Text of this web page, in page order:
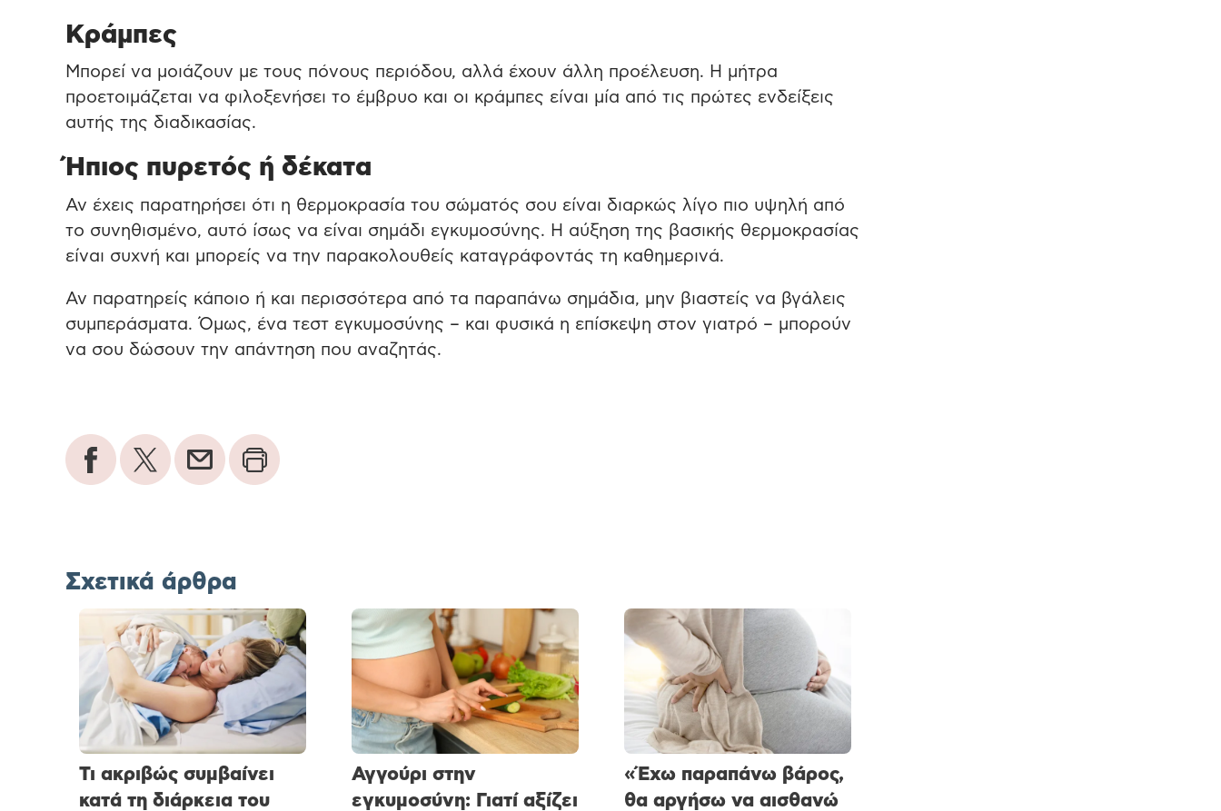
Κράμπες
Μπορεί να μοιάζουν με τους πόνους περιόδου, αλλά έχουν άλλη προέλευση. Η μήτρα
προετοιμάζεται να φιλοξενήσει το έμβρυο και οι κράμπες είναι μία από τις πρώτες ενδείξεις
αυτής της διαδικασίας.
Ήπιος πυρετός ή δέκατα
Αν έχεις παρατηρήσει ότι η θερμοκρασία του σώματός σου είναι διαρκώς λίγο πιο υψηλή από
το συνηθισμένο, αυτό ίσως να είναι σημάδι εγκυμοσύνης. Η αύξηση της βασικής θερμοκρασίας
είναι συχνή και μπορείς να την παρακολουθείς καταγράφοντάς τη καθημερινά.
Αν παρατηρείς κάποιο ή και περισσότερα από τα παραπάνω σημάδια, μην βιαστείς να βγάλεις
συμπεράσματα. Όμως, ένα τεστ εγκυμοσύνης – και φυσικά η επίσκεψη στον γιατρό – μπορούν
να σου δώσουν την απάντηση που αναζητάς.
Σχετικά άρθρα
Τι ακριβώς συμβαίνει
κατά τη διάρκεια του
Αγγούρι στην
εγκυμοσύνη: Γιατί αξίζει
«Έχω παραπάνω βάρος,
θα αργήσω να αισθανώ